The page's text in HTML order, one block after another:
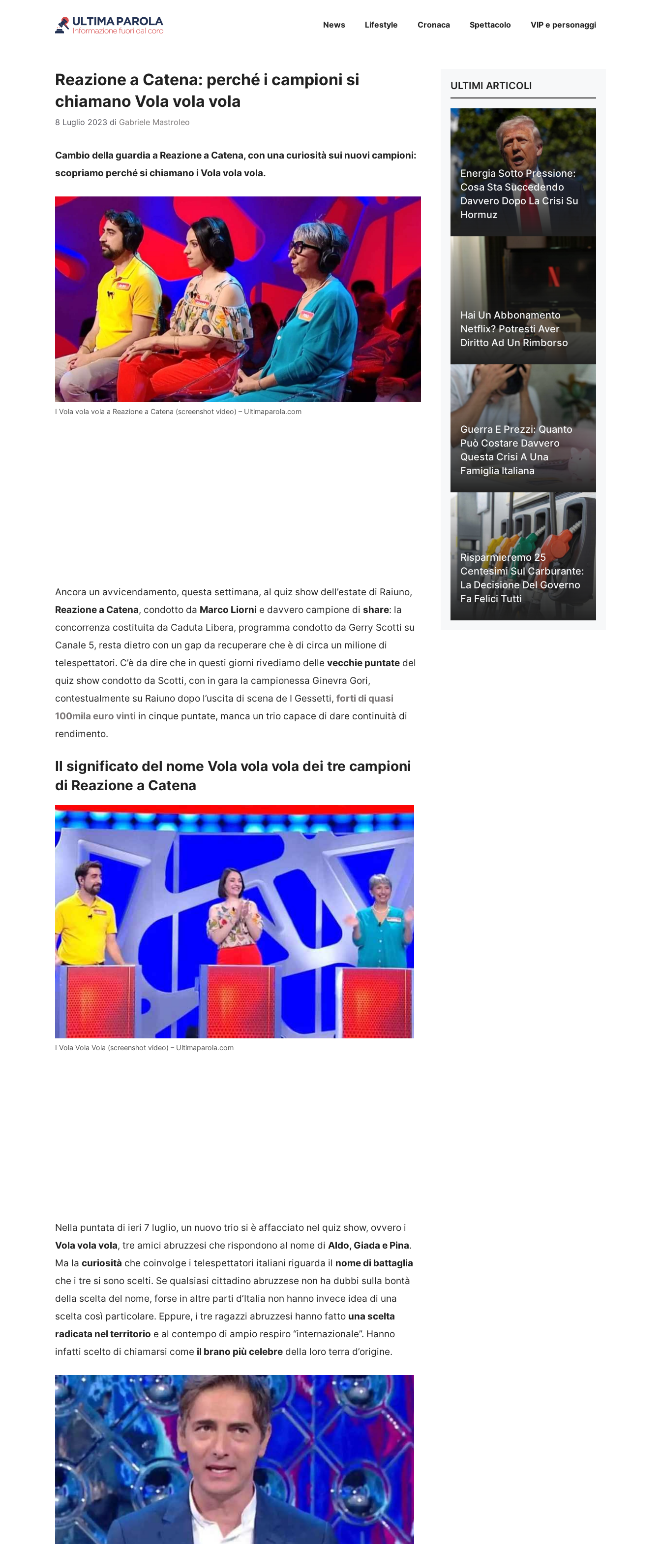
News Lifestyle Cronaca Spettacolo VIP e personaggi
Reazione a Catena: perché i campioni si
chiamano Vola vola vola
8 Luglio 2023 di Gabriele Mastroleo
Cambio della guardia a Reazione a Catena, con una curiosità sui nuovi campioni:
scopriamo perché si chiamano i Vola vola vola.
I Vola vola vola a Reazione a Catena (screenshot video) – Ultimaparola.com
Ancora un avvicendamento, questa settimana, al quiz show dell’estate di Raiuno,
Reazione a Catena, condotto da Marco Liorni e davvero campione di share: la
concorrenza costituita da Caduta Libera, programma condotto da Gerry Scotti su
Canale 5, resta dietro con un gap da recuperare che è di circa un milione di
telespettatori. C’è da dire che in questi giorni rivediamo delle vecchie puntate del
quiz show condotto da Scotti, con in gara la campionessa Ginevra Gori,
contestualmente su Raiuno dopo l’uscita di scena de I Gessetti, forti di quasi
100mila euro vinti in cinque puntate, manca un trio capace di dare continuità di
rendimento.
Il significato del nome Vola vola vola dei tre campioni
di Reazione a Catena
I Vola Vola Vola (screenshot video) – Ultimaparola.com
Nella puntata di ieri 7 luglio, un nuovo trio si è affacciato nel quiz show, ovvero i
Vola vola vola, tre amici abruzzesi che rispondono al nome di Aldo, Giada e Pina.
Ma la curiosità che coinvolge i telespettatori italiani riguarda il nome di battaglia
che i tre si sono scelti. Se qualsiasi cittadino abruzzese non ha dubbi sulla bontà
della scelta del nome, forse in altre parti d’Italia non hanno invece idea di una
scelta così particolare. Eppure, i tre ragazzi abruzzesi hanno fatto una scelta
radicata nel territorio e al contempo di ampio respiro “internazionale”. Hanno
infatti scelto di chiamarsi come il brano più celebre della loro terra d’origine.
ULTIMI ARTICOLI
Energia Sotto Pressione:
Cosa Sta Succedendo
Davvero Dopo La Crisi Su
Hormuz
Hai Un Abbonamento
Netflix? Potresti Aver
Diritto Ad Un Rimborso
Guerra E Prezzi: Quanto
Può Costare Davvero
Questa Crisi A Una
Famiglia Italiana
Risparmieremo 25
Centesimi Sul Carburante:
La Decisione Del Governo
Fa Felici Tutti